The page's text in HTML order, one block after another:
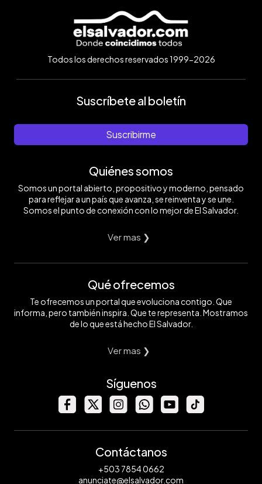
Todos los derechos reservados 1999-2026
Suscríbete al boletín
Suscribirme
Quiénes somos
Somos un portal abierto, propositivo y moderno, pensado
para reflejar a un país que avanza, se reinventa y se une.
Somos el punto de conexión con lo mejor de El Salvador.
Ver mas ❯
Qué ofrecemos
Te ofrecemos un portal que evoluciona contigo. Que
informa, pero también inspira. Que te representa. Mostramos
de lo que está hecho El Salvador.
Ver mas ❯
Síguenos
Contáctanos
+503 7854 0662
anunciate@elsalvador.com